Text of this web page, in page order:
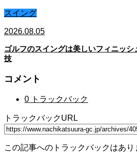
スイング
2026.08.05
ゴルフのスイングは美しいフィニッ
技
コメント
0 トラックバック
トラックバックURL
この記事へのトラックバックはあり